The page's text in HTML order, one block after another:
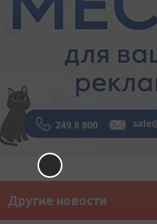
Другие новости